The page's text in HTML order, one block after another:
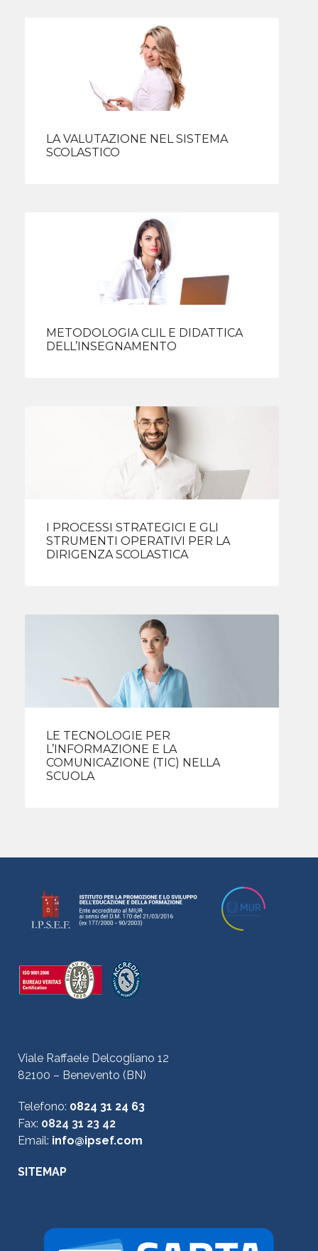
LA VALUTAZIONE NEL SISTEMA
SCOLASTICO
METODOLOGIA CLIL E DIDATTICA
DELL’INSEGNAMENTO
I PROCESSI STRATEGICI E GLI
STRUMENTI OPERATIVI PER LA
DIRIGENZA SCOLASTICA
LE TECNOLOGIE PER
L’INFORMAZIONE E LA
COMUNICAZIONE (TIC) NELLA
SCUOLA
Viale Raffaele Delcogliano 12
82100 – Benevento (BN)
Telefono: 0824 31 24 63
Fax: 0824 31 23 42
Email: info@ipsef.com
SITEMAP